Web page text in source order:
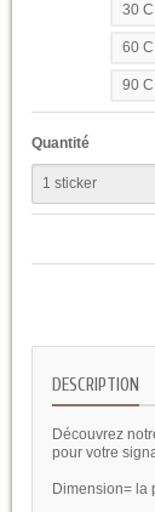
30
60
90
Quantité
DESCRIPTION
Découvrez
pour votre
Dimension= la